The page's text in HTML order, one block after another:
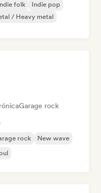
folk
Indie pop
/ Heavy metal
Garage rock
rock
New wave